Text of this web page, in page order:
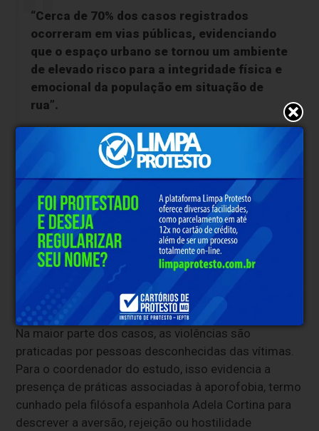
“Cerca de 70% dos casos registrados
ocorreram em vias públicas, evidenciando
que o espaço urbano se tornou um ambiente
de elevado risco para a integridade física e
emocional da população em situação de
rua”.
Embora as ruas sejam o espaço mais comum, o
estudo demonstrou que a população em situação de
rua também pode enfrentar violências em espaços
que deveriam garantir sua proteção, como
instituições de acolhimento e abrigos. “Esses casos
evidenciam falhas graves nos mecanismos de
prevenção, monitoramento e responsabilização
institucional”, reforçou Dias.
Perfil do agressor
Na maior parte dos casos, as violências são
praticadas por pessoas desconhecidas das vítimas.
Para o coordenador do estudo, isso evidencia a
presença de práticas associadas à aporofobia, termo
cunhado pela filósofa espanhola Adela Cortina para
descrever a aversão, rejeição ou hostilidade